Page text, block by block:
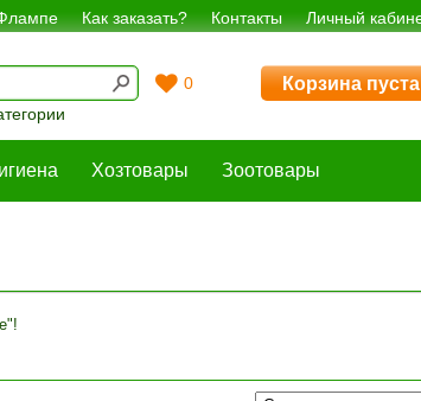
Как заказать? Контакты Личный
0 Корзина пуста
Хозтовары Зоотовары